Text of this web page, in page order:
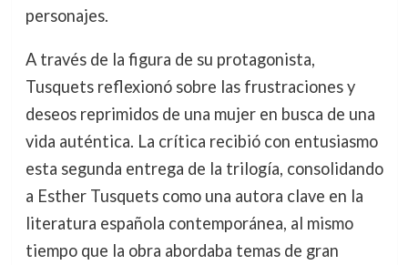
personajes.
A través de la figura de su protagonista,
Tusquets reflexionó sobre las frustraciones y
deseos reprimidos de una mujer en busca de una
vida auténtica. La crítica recibió con entusiasmo
esta segunda entrega de la trilogía, consolidando
a Esther Tusquets como una autora clave en la
literatura española contemporánea, al mismo
tiempo que la obra abordaba temas de gran